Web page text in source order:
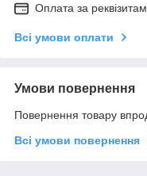
Оплата за
Всі умови оплати
Умови повернення
Повернення товару
Всі умови повернення